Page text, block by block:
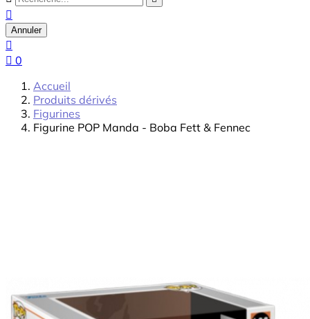

Annuler

 0
Accueil
Produits dérivés
Figurines
Figurine POP Manda - Boba Fett & Fennec